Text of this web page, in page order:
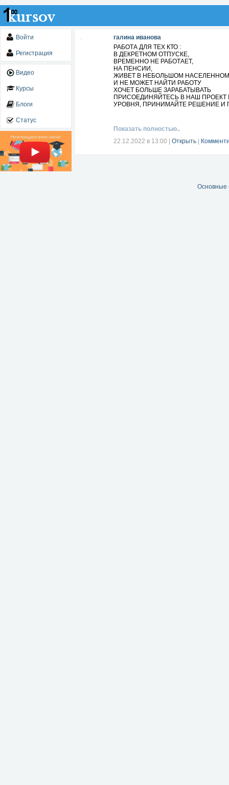
Войти
Регистрация
Видео
Курсы
Блоги
Статус
галина иванова
РАБОТА ДЛЯ ТЕХ КТО :
В ДЕКРЕТНОМ ОТПУСКЕ,
ВРЕМЕННО НЕ РАБОТАЕТ,
НА ПЕНСИИ,
ЖИВЕТ В НЕБОЛЬШОМ
И НЕ МОЖЕТ НАЙТИ РАБОТУ
ХОЧЕТ БОЛЬШЕ ЗАРАБАТЫВАТЬ
ПРИСОЕДИНЯЙТЕСЬ В НАШ ПРОЕКТ
УРОВНЯ, ПРИНИМАЙТЕ РЕШЕНИЕ
Показать полностью..
22.12.2022 в 13:00
Открыть
Основные